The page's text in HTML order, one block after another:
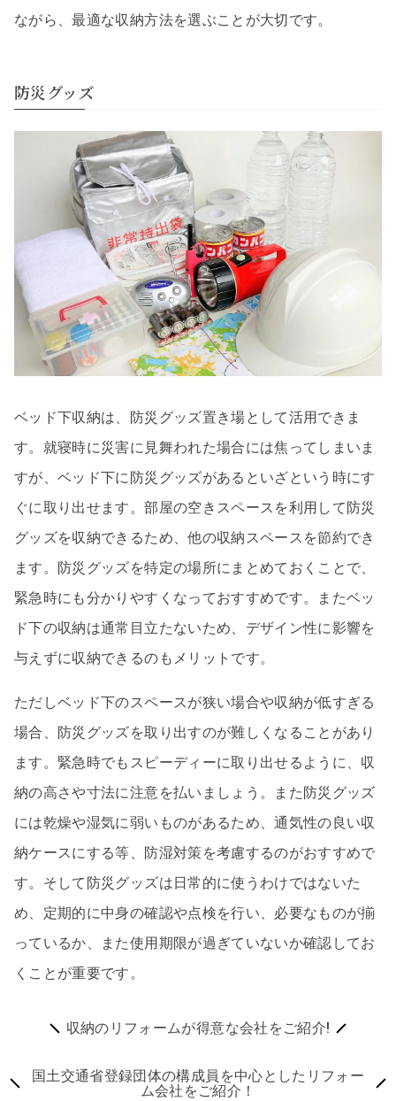
ながら、最適な収納方法を選ぶことが大切です。
防災グッズ
ベッド下収納は、防災グッズ置き場として活用できま
す。就寝時に災害に見舞われた場合には焦ってしまいま
すが、ベッド下に防災グッズがあるといざという時にす
ぐに取り出せます。部屋の空きスペースを利用して防災
グッズを収納できるため、他の収納スペースを節約でき
ます。防災グッズを特定の場所にまとめておくことで、
緊急時にも分かりやすくなっておすすめです。またベッ
ド下の収納は通常目立たないため、デザイン性に影響を
与えずに収納できるのもメリットです。
ただしベッド下のスペースが狭い場合や収納が低すぎる
場合、防災グッズを取り出すのが難しくなることがあり
ます。緊急時でもスピーディーに取り出せるように、収
納の高さや寸法に注意を払いましょう。また防災グッズ
には乾燥や湿気に弱いものがあるため、通気性の良い収
納ケースにする等、防湿対策を考慮するのがおすすめで
す。そして防災グッズは日常的に使うわけではないた
め、定期的に中身の確認や点検を行い、必要なものが揃
っているか、また使用期限が過ぎていないか確認してお
くことが重要です。
収納のリフォームが得意な会社をご紹介!
国土交通省登録団体の構成員を中心としたリフォー
ム会社をご紹介！